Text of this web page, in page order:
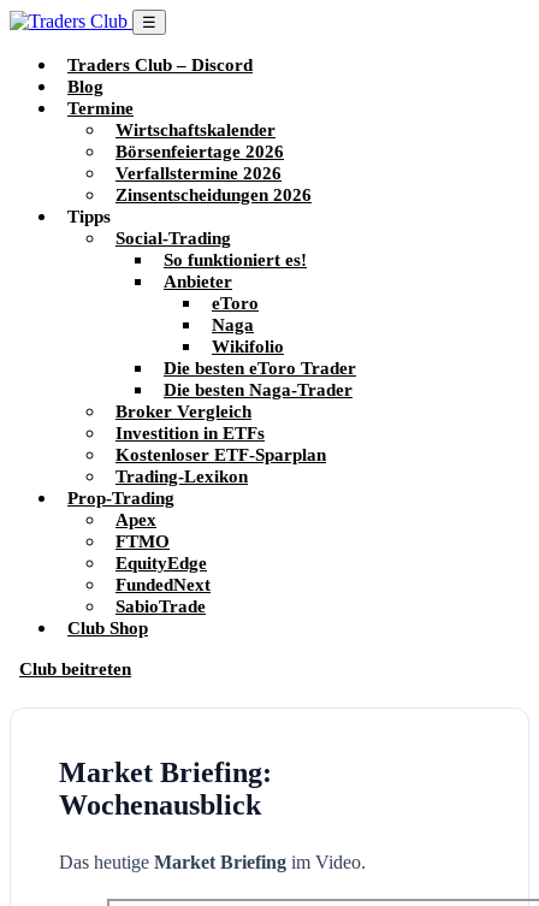
☰
Traders Club – Discord
Blog
Termine
Wirtschaftskalender
Börsenfeiertage 2026
Verfallstermine 2026
Zinsentscheidungen 2026
Tipps
Social-Trading
So funktioniert es!
Anbieter
eToro
Naga
Wikifolio
Die besten eToro Trader
Die besten Naga-Trader
Broker Vergleich
Investition in ETFs
Kostenloser ETF-Sparplan
Trading-Lexikon
Prop-Trading
Apex
FTMO
EquityEdge
FundedNext
SabioTrade
Club Shop
Club beitreten
Market Briefing:
Wochenausblick
Das heutige Market Briefing im Video.